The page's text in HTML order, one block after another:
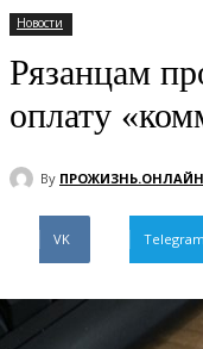
Новости
Рязанцам
оплату
By ПРОЖИЗНЬ.ОНЛАЙН
VK Telegram